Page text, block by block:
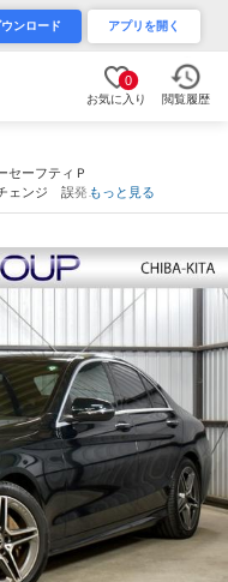
ウンロード アプリを開く
0
お気に入り 閲覧履歴
セーフティＰ
ェンジ 誤発
マルチアンビ
もっと見る